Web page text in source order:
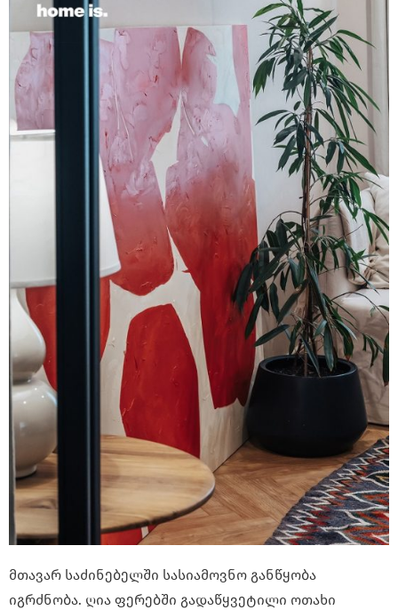
მთავარ საძინებელში სასიამოვნო განწყობა
იგრძნობა. ღია ფერებში გადაწყვეტილი ოთახი